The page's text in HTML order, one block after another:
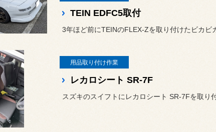
TEIN EDFC5取付
3年ほど前にTEINのFLEX-Zを取り付けたビカビ
用品取り付け作業
レカロシート SR-7F
スズキのスイフトにレカロシート SR-7Fを取り